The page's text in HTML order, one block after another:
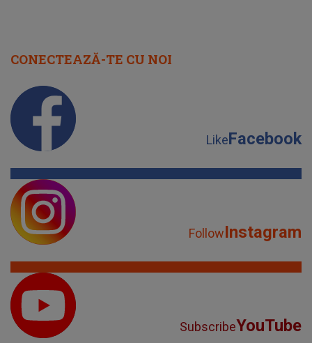
CONECTEAZĂ-TE CU NOI
LikeFacebook
FollowInstagram
SubscribeYouTube